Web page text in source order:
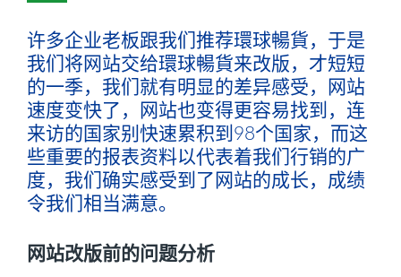
许多企业老板跟我们推荐環球暢貨，于是
我们将网站交给環球暢貨来改版，才短短
的一季，我们就有明显的差异感受，网站
速度变快了，网站也变得更容易找到，连
来访的国家别快速累积到98个国家，而这
些重要的报表资料以代表着我们行销的广
度，我们确实感受到了网站的成长，成绩
令我们相当满意。
网站改版前的问题分析